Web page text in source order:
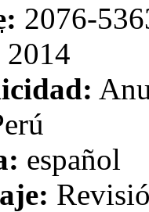
: 2076-
2014
español